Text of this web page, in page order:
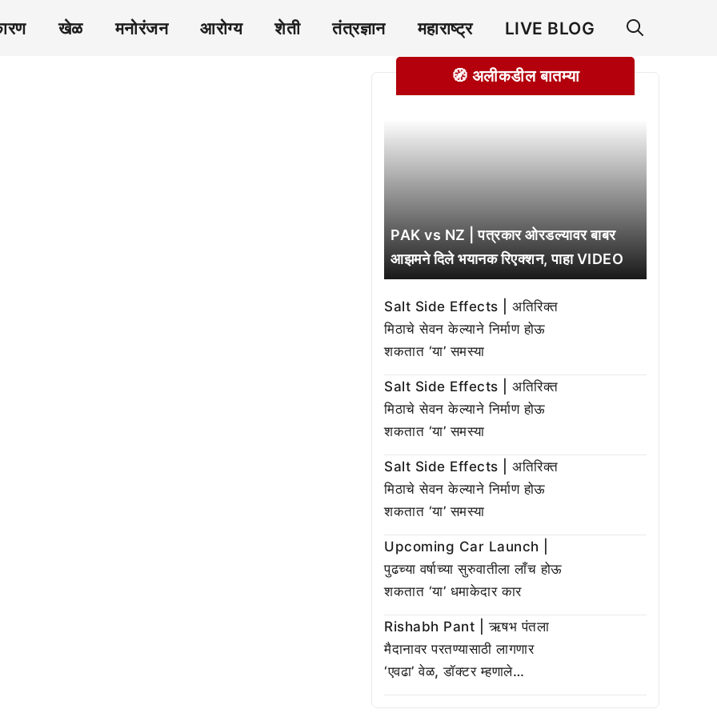
खेळ मनोरंजन आरोग्य शेती तंत्रज्ञान महाराष्ट्र LIVE BLOG
🧭 अलीकडील बातम्या
PAK vs NZ | पत्रकार ओरडल्यावर बाबर
आझमने दिले भयानक रिएक्शन, पाहा VIDEO
Salt Side Effects | अतिरिक्त
मिठाचे सेवन केल्याने निर्माण होऊ
शकतात ‘या’ समस्या
Salt Side Effects | अतिरिक्त
मिठाचे सेवन केल्याने निर्माण होऊ
शकतात ‘या’ समस्या
Salt Side Effects | अतिरिक्त
मिठाचे सेवन केल्याने निर्माण होऊ
शकतात ‘या’ समस्या
Upcoming Car Launch |
पुढच्या वर्षाच्या सुरुवातीला लाँच होऊ
शकतात ‘या’ धमाकेदार कार
Rishabh Pant | ऋषभ पंतला
मैदानावर परतण्यासाठी लागणार
‘एवढा’ वेळ, डॉक्टर म्हणाले…